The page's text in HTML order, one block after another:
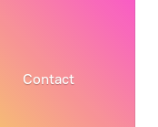
Contact